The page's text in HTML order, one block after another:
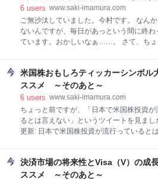
とめます。 へぇー、長く続ければそういう
え方で途中でいろいろあってもそれなりな
んだ……なんか希望が見えてきたな、と思
たら嬉しいです。 前提 実際の投資歴 不動
と 良かったと思うこと やり直すとしたら
トフォリオの変化 資産 ポートフォリオ 変
じること まとめ 前提 ……と本題に入る前
6 users www.saki-imamura.com
ご無沙汰していました。今村です。 なん
ないんですが、毎日があっという間に終わ
ています。おかしいなぁ……。 さて、ちょ
法の言葉」使ってますか？ 今村も使って
ぱ豆さんのとはちょっと趣向が違って、ど
うと「受け入れるべきものは受け入れて、
べきでないものには影響を受けないように
呪文」という感じですが、ホントに言葉っ
持ちとか見方を切り替えるのに役に立つの
い。 This, too, shall pass Well, that's new
interesting OK, that works Y
米国株おもしろティッカーシンボル
ススメ ～そのあと～
6 users www.saki-imamura.com
ちょっと前ですが、「日本で米国株投資が
るとは言えない」というツイートを見まし
更新: 日本で米国株投資が流行っていると
月18日 日本株より米国株の方が勝ちやす
うんですけどねぇ。親しみがないからです
決済市場の将来性とVisa（V）の成
ススメ ～そのあと～